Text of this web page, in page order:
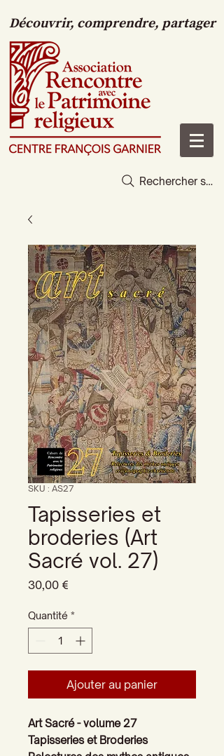
Découvrir, comprendre, partager
Rechercher sur
SKU : AS27
Tapisseries et
broderies (Art
Sacré vol. 27)
30,00 €
Quantité *
Ajouter au panier
Art Sacré - volume 27
Tapisseries et Broderies